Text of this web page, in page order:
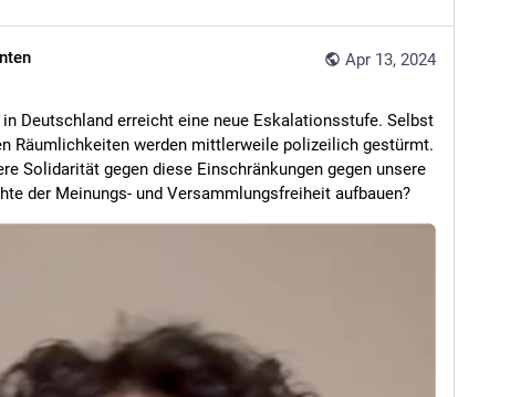
Apr 13, 2024
Deutschland erreicht eine neue Eskalationsstufe. Selbst
Räumlichkeiten werden mittlerweile polizeilich gestürmt.
Solidarität gegen diese Einschränkungen gegen unsere
der Meinungs- und Versammlungsfreiheit aufbauen?